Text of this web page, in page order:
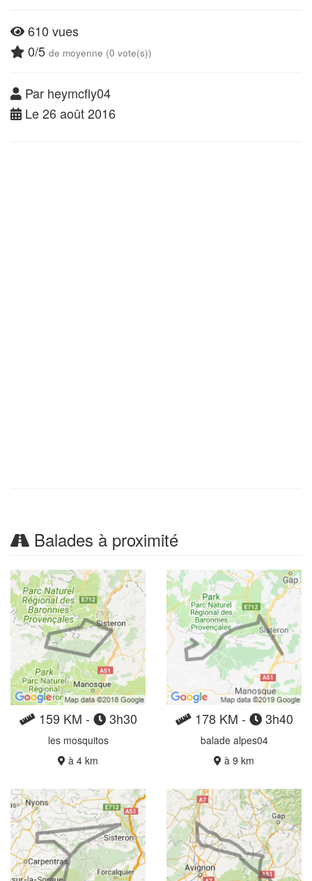
610 vues
0/5 de moyenne (0 vote(s))
Par heymcfly04
Le 26 août 2016
Balades à proximité
159 KM - 3h30
les mosquitos
à 4 km
178 KM - 3h40
balade alpes04
à 9 km